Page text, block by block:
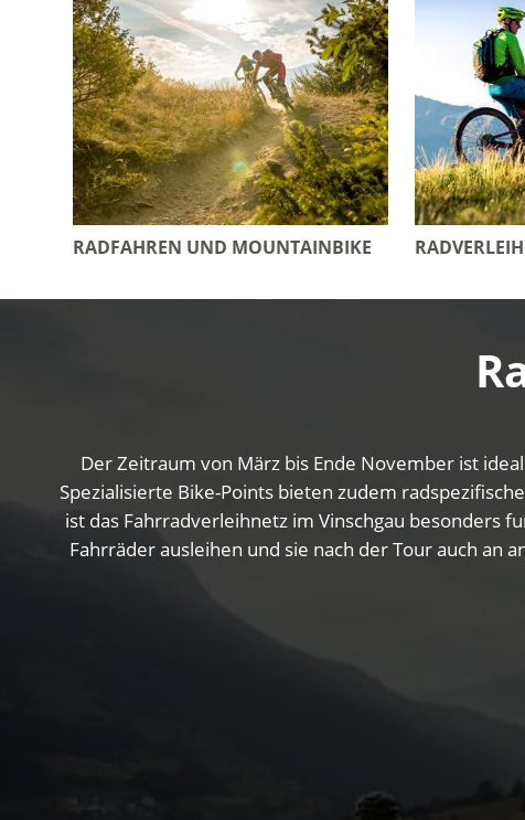
RADFAHREN UND MOUNTAINBIKE RADVERLEIH
Der Zeitraum von März bis Ende November ist
Spezialisierte Bike-Points bieten zudem
ist das Fahrradverleihnetz im Vinschgau besonders
Fahrräder ausleihen und sie nach der Tour auch an